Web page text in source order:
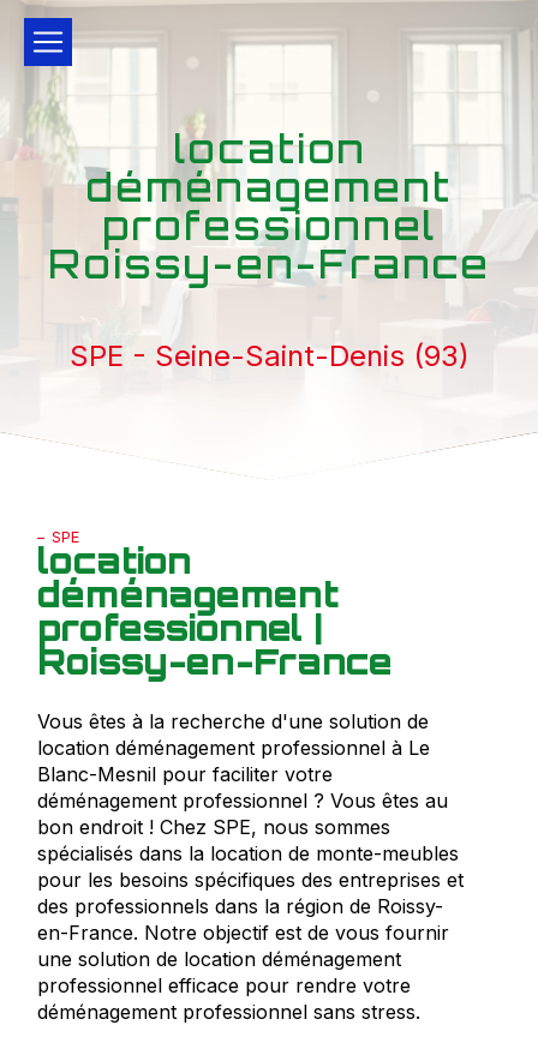
location
déménagement
professionnel
Roissy-en-France
SPE - Seine-Saint-Denis (93)
SPE
location
déménagement
professionnel |
Roissy-en-France
Vous êtes à la recherche d'une solution de
location déménagement professionnel à Le
Blanc-Mesnil pour faciliter votre
déménagement professionnel ? Vous êtes au
bon endroit ! Chez SPE, nous sommes
spécialisés dans la location de monte-meubles
pour les besoins spécifiques des entreprises et
des professionnels dans la région de Roissy-
en-France. Notre objectif est de vous fournir
une solution de location déménagement
professionnel efficace pour rendre votre
déménagement professionnel sans stress.
Panneau de gestion des cookies